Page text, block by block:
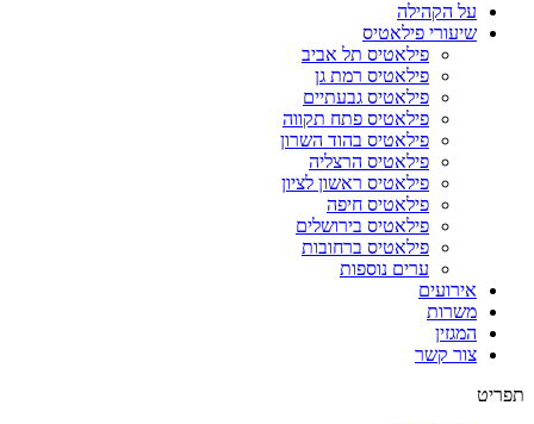
על הקהילה
שיעורי פילאטיס
פילאטיס תל אביב
פילאטיס רמת גן
פילאטיס גבעתיים
פילאטיס פתח תקווה
פילאטיס בהוד השרון
פילאטיס הרצליה
פילאטיס ראשון לציון
פילאטיס חיפה
פילאטיס בירושלים
פילאטיס ברחובות
ערים נוספות
אירועים
משרות
המגזין
צור קשר
תפריט